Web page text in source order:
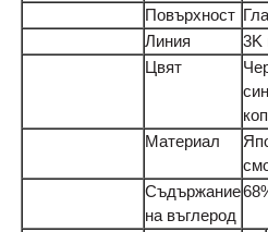
Повърхност
Линия
3K
Цвят
Материал
Съдържание
на въглерод